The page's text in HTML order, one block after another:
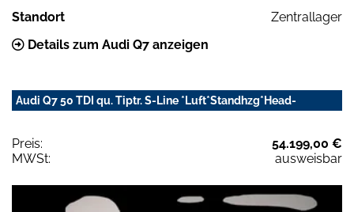
Standort
Zentrallager
Details zum Audi Q7 anzeigen
Audi Q7 50 TDI qu. Tiptr. S-Line *Luft*Standhzg*Head-
Preis:
54.199,00 €
MWSt:
ausweisbar